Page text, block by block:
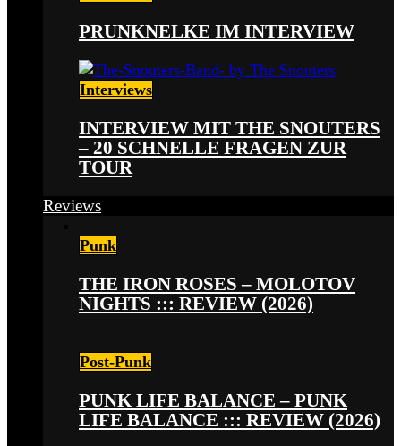
PRUNKNELKE IM INTERVIEW
Interviews
INTERVIEW MIT THE SNOUTERS
– 20 SCHNELLE FRAGEN ZUR
TOUR
Reviews
Punk
THE IRON ROSES – MOLOTOV
NIGHTS ::: REVIEW (2026)
Post-Punk
PUNK LIFE BALANCE – PUNK
LIFE BALANCE ::: REVIEW (2026)